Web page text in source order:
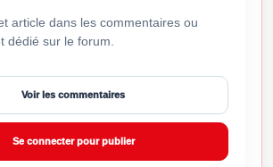
article dans les commentaires ou
dédié sur le forum.
Voir les commentaires
Se connecter pour publier